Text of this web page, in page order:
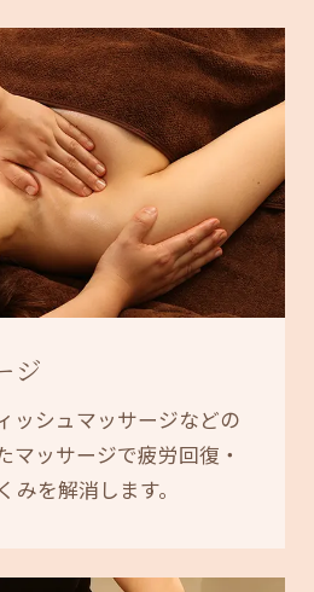
ジ
ッシュマッサージなどの
マッサージで疲労回復・
を解消します。